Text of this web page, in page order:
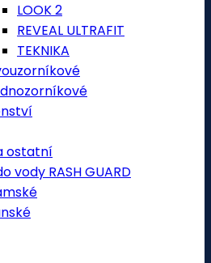
LOOK 2
REVEAL ULTRAFIT
TEKNIKA
ostatní
vody RASH GUARD